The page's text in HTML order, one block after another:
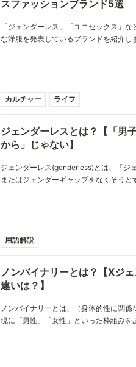
スファッションブランド5選
「ジェンダーレス」「ユニセックス」
な洋服を発表しているブランドを紹介し
カルチャー ライフ
ジェンダーレスとは？【「男
から」じゃない】
ジェンダーレス(genderless)とは、「ジ
またはジェンダーギャップをなくそうと
用語解説
ノンバイナリーとは？【Xジ
違いは？】
ノンバイナリーとは、（身体的性に関
現に「男性」「女性」といった枠組みを